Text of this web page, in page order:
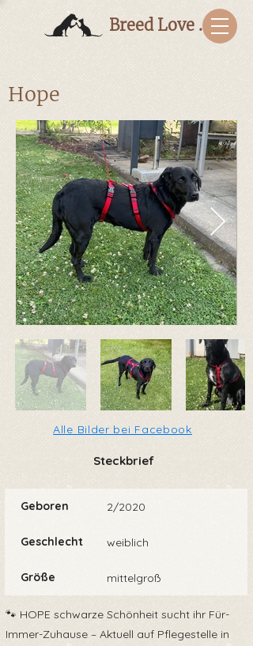
Breed Love Bulgaria
Hope
Alle Bilder bei Facebook
Steckbrief
Geboren 2/2020
Geschlecht weiblich
Größe mittelgroß
🐾 HOPE schwarze Schönheit sucht ihr Für-
Immer-Zuhause – Aktuell auf Pflegestelle in